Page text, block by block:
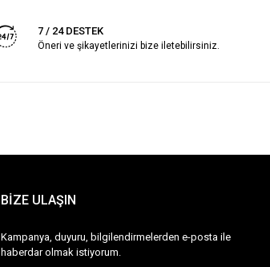
7 / 24 DESTEK
Öneri ve şikayetlerinizi bize iletebilirsiniz.
BİZE ULAŞIN
Kampanya, duyuru, bilgilendirmelerden e-posta ile
haberdar olmak istiyorum.